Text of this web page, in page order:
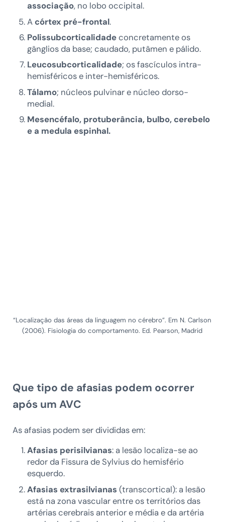
associação, no lobo occipital.
A córtex pré-frontal.
Polissubcorticalidadeconcretamente os
gânglios da base; caudado, putâmen e pálido.
Leucosubcorticalidade; os fascículos intra-
hemisféricos e inter-hemisféricos.
Tálamo; núcleos pulvinar e núcleo dorso-
medial.
Mesencéfalo, protuberância, bulbo, cerebelo
e a medula espinhal.
“Localização das áreas da linguagem no cérebro”. Em N. Carlson
(2006). Fisiologia do comportamento. Ed. Pearson, Madrid
Que tipo de afasias podem ocorrer
após um AVC
As afasias podem ser divididas em:
Afasias perisilvianas: a lesão localiza-se ao
redor da Fissura de Sylvius do hemisfério
esquerdo.
Afasias extrasilvianas(transcortical): a lesão
está na zona vascular entre os territórios das
artérias cerebrais anterior e média e da artéria